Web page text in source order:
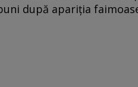
după apariția